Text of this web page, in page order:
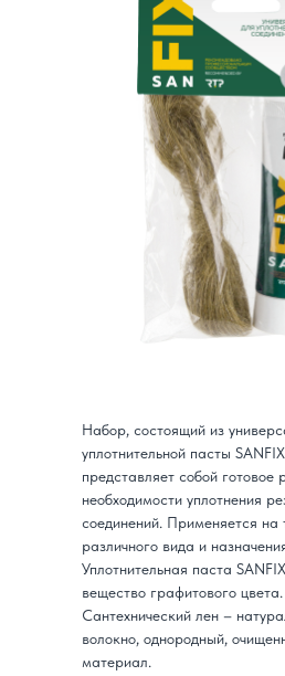
Набор, состоящий из
уплотнительной пасты
представляет собой готовое
необходимости уплотнения
соединений. Применяется на
различного вида и
Уплотнительная паста
вещество графитового цвета.
Сантехнический лен –
волокно, однородный,
материал.